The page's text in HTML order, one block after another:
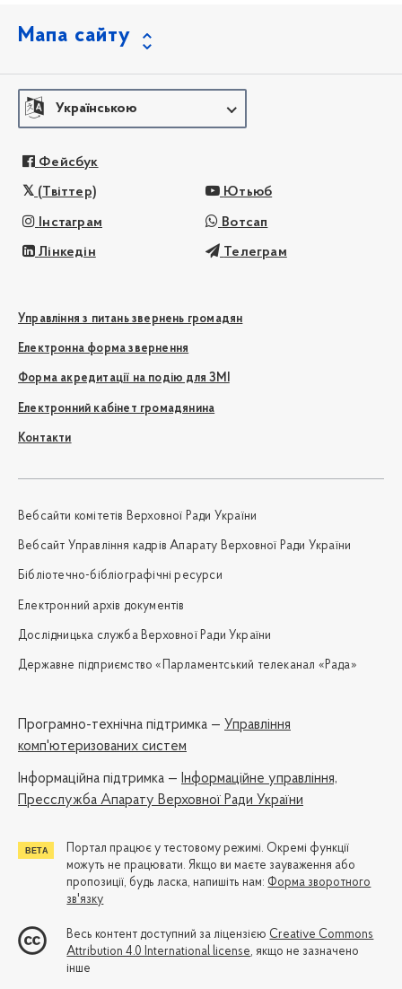
Мапа сайту
Українською
Фейсбук
(Твіттер) Ютьюб
Інстаграм Вотсап
Лінкедін Телеграм
Управління з питань звернень громадян
Електронна форма звернення
Форма акредитації на подію для ЗМІ
Електронний кабінет громадянина
Контакти
Вебсайти комітетів Верховної Ради України
Вебсайт Управління кадрів Апарату Верховної Ради України
Бібліотечно-бібліографічні ресурси
Електронний архів документів
Дослідницька служба Верховної Ради України
Державне підприємство «Парламентський телеканал «Рада»
Програмно-технічна підтримка — Управління
комп'ютеризованих систем
Iнформаційна підтримка — Інформаційне управління,
Пресслужба Апарату Верховної Ради України
Портал працює у тестовому режимі. Окремі функції
можуть не працювати. Якщо ви маєте зауваження або
пропозиції, будь ласка, напишіть нам: Форма зворотного
зв'язку
Весь контент доступний за ліцензією Creative Commons
Attribution 4.0 International license, якщо не зазначено
інше